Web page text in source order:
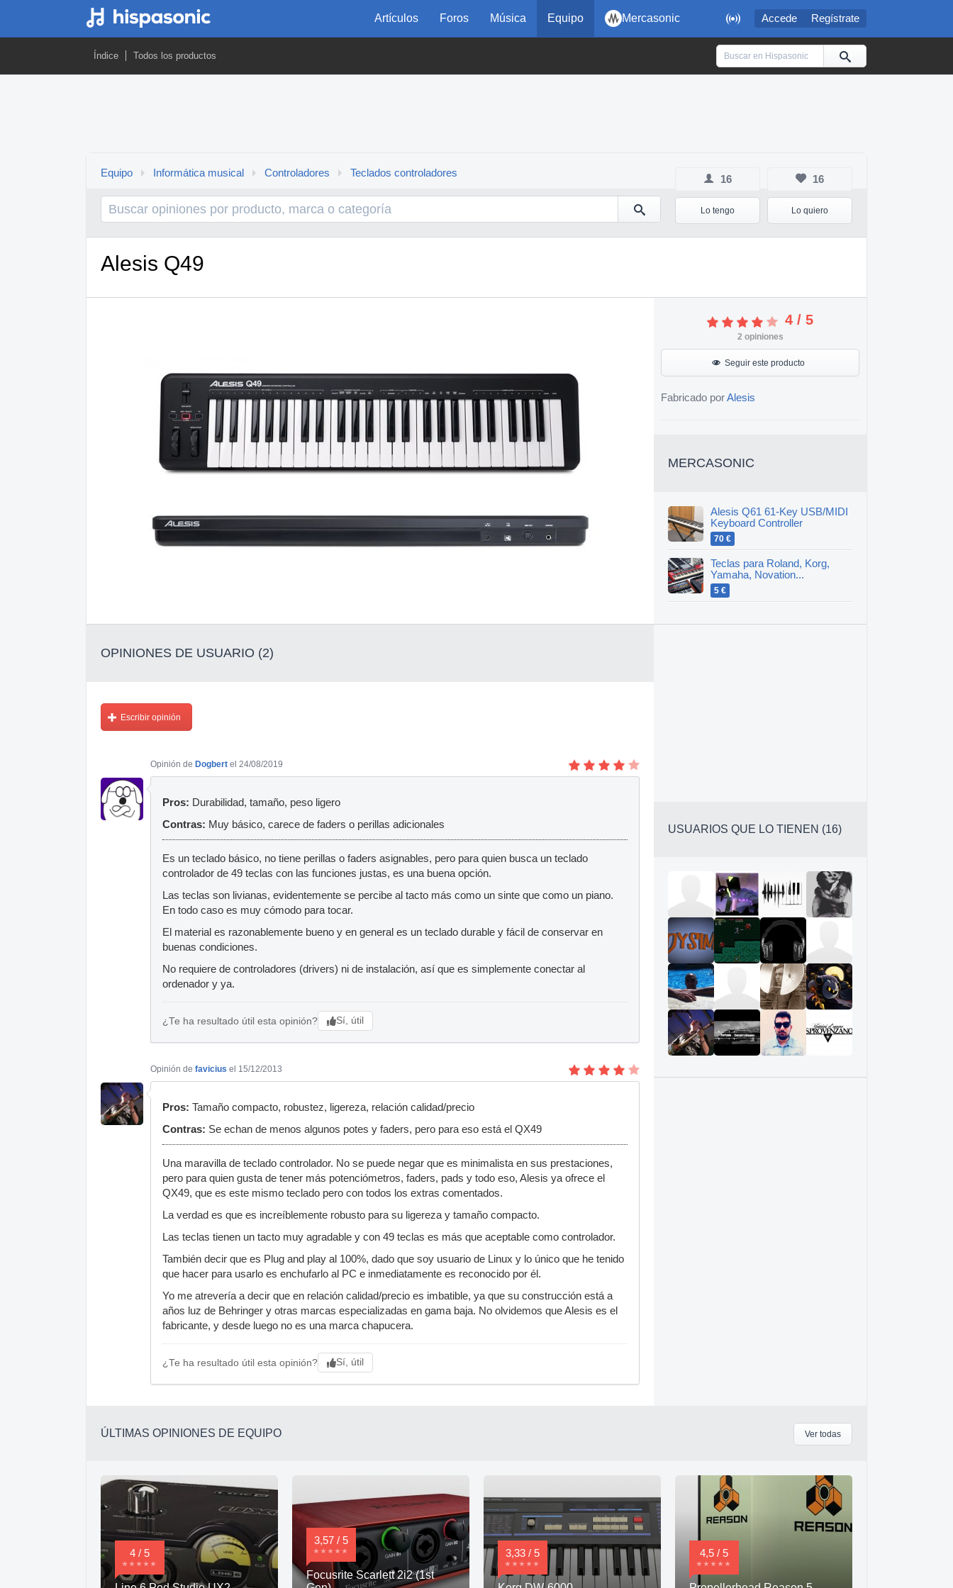
 Accede Regístrate
Artículos Foros Música Equipo Mercasonic
Índice Todos los productos
16
Lo tengo
16
Lo quiero
Equipo Informática musical Controladores Teclados controladores
Alesis Q49
4 / 5
2 opiniones
Seguir este producto
Fabricado porAlesis
MERCASONIC
Alesis Q61 61-Key USB/MIDI
Keyboard Controller
70 €
Teclas para Roland, Korg,
Yamaha, Novation...
5 €
OPINIONES DE USUARIO (2)
Escribir opinión
Opinión de Dogbert el 24/08/2019
Pros: Durabilidad, tamaño, peso ligero
Contras: Muy básico, carece de faders o perillas adicionales
Es un teclado básico, no tiene perillas o faders asignables, pero para quien busca un teclado
controlador de 49 teclas con las funciones justas, es una buena opción.
Las teclas son livianas, evidentemente se percibe al tacto más como un sinte que como un piano.
En todo caso es muy cómodo para tocar.
El material es razonablemente bueno y en general es un teclado durable y fácil de conservar en
buenas condiciones.
No requiere de controladores (drivers) ni de instalación, así que es simplemente conectar al
ordenador y ya.
¿Te ha resultado útil esta opinión? Sí, útil
Opinión de favicius el 15/12/2013
Pros: Tamaño compacto, robustez, ligereza, relación calidad/precio
Contras: Se echan de menos algunos potes y faders, pero para eso está el QX49
Una maravilla de teclado controlador. No se puede negar que es minimalista en sus prestaciones,
pero para quien gusta de tener más potenciómetros, faders, pads y todo eso, Alesis ya ofrece el
QX49, que es este mismo teclado pero con todos los extras comentados.
La verdad es que es increíblemente robusto para su ligereza y tamaño compacto.
Las teclas tienen un tacto muy agradable y con 49 teclas es más que aceptable como controlador.
También decir que es Plug and play al 100%, dado que soy usuario de Linux y lo único que he tenido
que hacer para usarlo es enchufarlo al PC e inmediatamente es reconocido por él.
Yo me atrevería a decir que en relación calidad/precio es imbatible, ya que su construcción está a
años luz de Behringer y otras marcas especializadas en gama baja. No olvidemos que Alesis es el
fabricante, y desde luego no es una marca chapucera.
¿Te ha resultado útil esta opinión? Sí, útil
USUARIOS QUE LO TIENEN (16)
ÚLTIMAS OPINIONES DE EQUIPO Ver todas
4 / 5
3,57 / 5
Focusrite Scarlett 2i2 (1st
3,33 / 5 4,5 / 5